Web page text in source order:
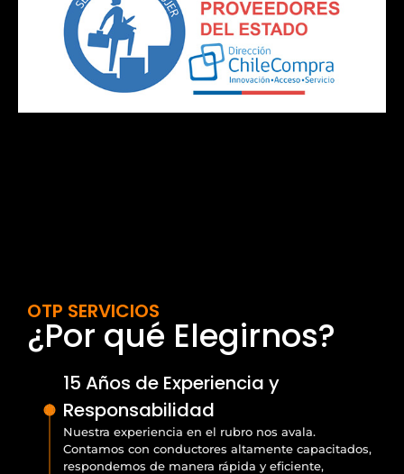
OTP SERVICIOS
¿Por qué Elegirnos?
15 Años de Experiencia y
Responsabilidad
Nuestra experiencia en el rubro nos avala.
Contamos con conductores altamente capacitados,
respondemos de manera rápida y eficiente,